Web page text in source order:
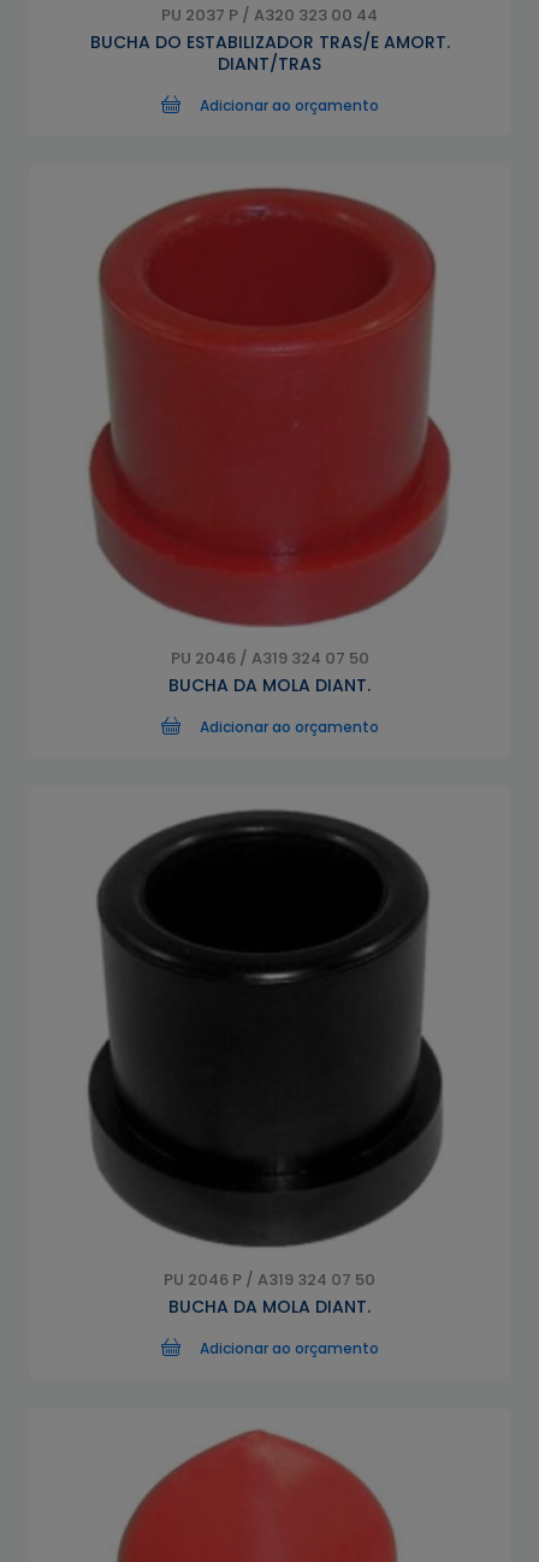
PU 2037 P / A320 323 00 44
BUCHA DO ESTABILIZADOR TRAS/E AMORT.
DIANT/TRAS
Adicionar ao orçamento
PU 2046 / A319 324 07 50
BUCHA DA MOLA DIANT.
Adicionar ao orçamento
PU 2046 P / A319 324 07 50
BUCHA DA MOLA DIANT.
Adicionar ao orçamento